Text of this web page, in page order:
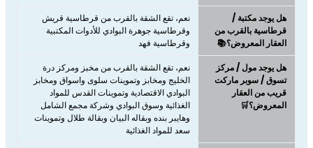
هل يوجد مكتبة /
قرطاسية بالقرب من
العقار المعروض؟📚
نعم، تقع الشقة بالقرب من قرطاسية قريش
وقرطاسية جوهرة البوادي للأدوات المكتبية
وقرطاسية فهد
هل يوجد مول / مركز
تسوق / سوبر ماركت
قريب من العقار
المعروض؟🛒
نعم، ​​​​​​​تقع الشقة بالقرب من مخبز ومركز درة
الخليج ومخابز وتموينات سلوى واسواق ومخابز
البوادي الاقتصادية وتموينات القدس للمواد
الغذائية وسوق البوادي وشركة مجمع الشامل
وهايبر بنده وبقاله البيان وبقالة طلال وتموينات
سعد للمواد الغذائية